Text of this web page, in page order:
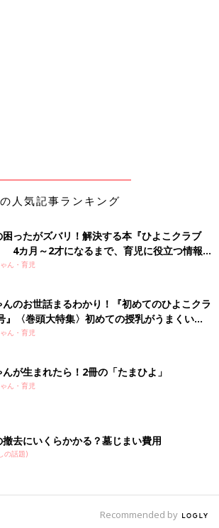
人気記事ランキング
困ったがズバリ！解決する本『ひよこクラブ
4カ月～2才になるまで、育児に役立つ情報が
い！
ん・育児
んのお世話まるわかり！『初めてのひよこクラ
』〈巻頭大特集〉初めての授乳がうまくい
っぱい・ミルクの基本と夏のトラブル 解決テ
ん・育児
が生まれたら！2冊の「たまひよ」
ん・育児
撤去にいくらかかる？墓じまい費用
の話題)
Recommended by